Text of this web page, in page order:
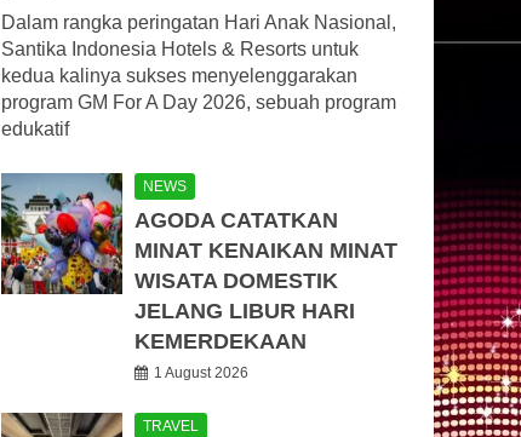
Dalam rangka peringatan Hari Anak Nasional,
Santika Indonesia Hotels & Resorts untuk
kedua kalinya sukses menyelenggarakan
program GM For A Day 2026, sebuah program
edukatif
NEWS
AGODA CATATKAN
MINAT KENAIKAN MINAT
WISATA DOMESTIK
JELANG LIBUR HARI
KEMERDEKAAN
1 August 2026
TRAVEL